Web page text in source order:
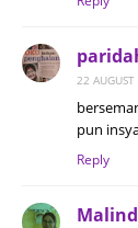
22
pun
Reply